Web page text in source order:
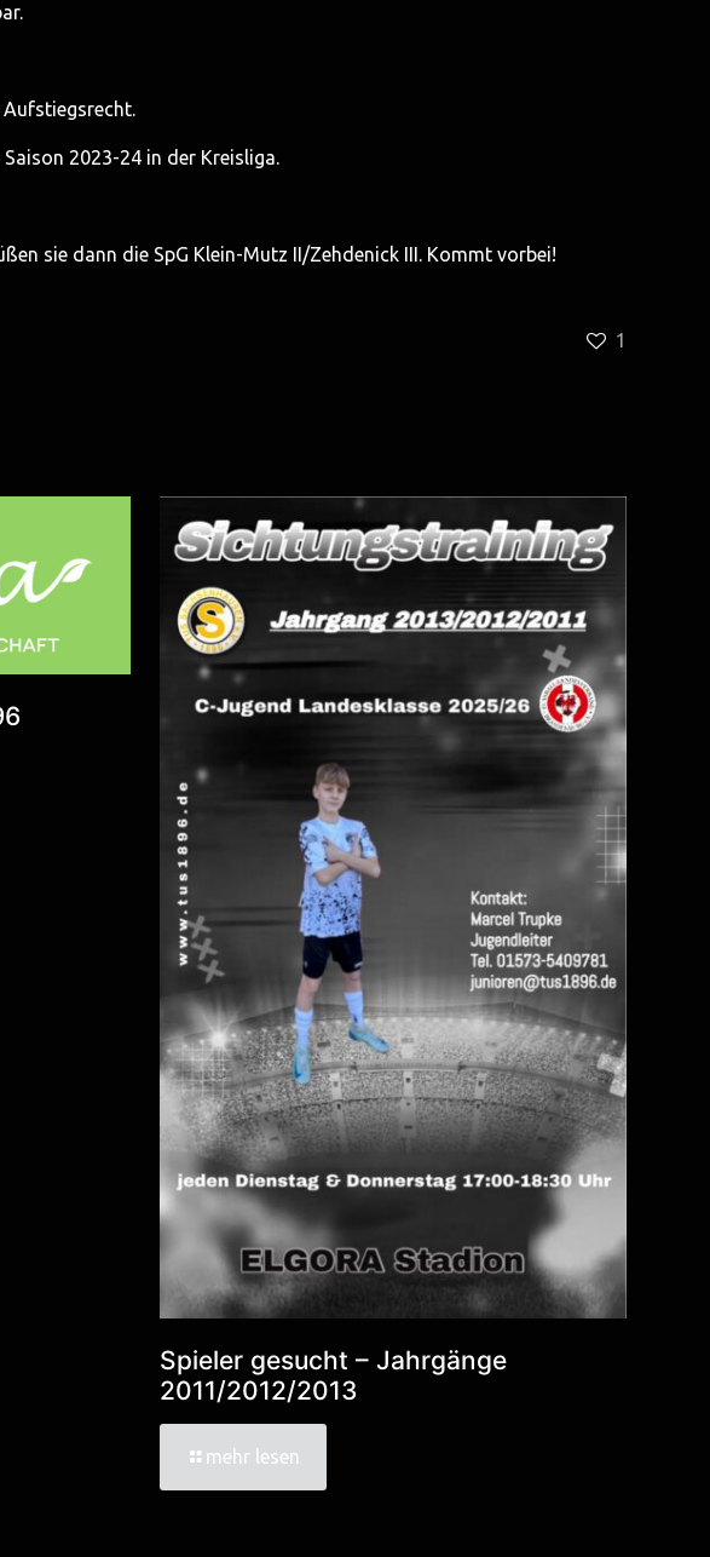
Aufstiegsrecht.
2023-24 in der Kreisliga.
sie dann die SpG Klein-Mutz II/Zehdenick III. Kommt vorbei!
1
Spieler gesucht – Jahrgänge
2011/2012/2013
mehr lesen